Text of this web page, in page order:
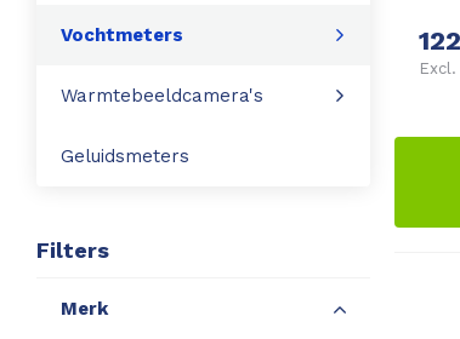
Vochtmeters
Warmtebeeldcamera's
Geluidsmeters
Filters
Merk
Excl.